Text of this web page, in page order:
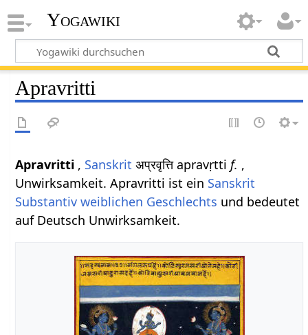
Yogawiki
Apravritti
Apravritti , Sanskrit अप्रवृत्ति apravṛttif. ,
Unwirksamkeit. Apravritti ist ein Sanskrit
Substantiv weiblichen Geschlechts und bedeutet
auf Deutsch Unwirksamkeit.